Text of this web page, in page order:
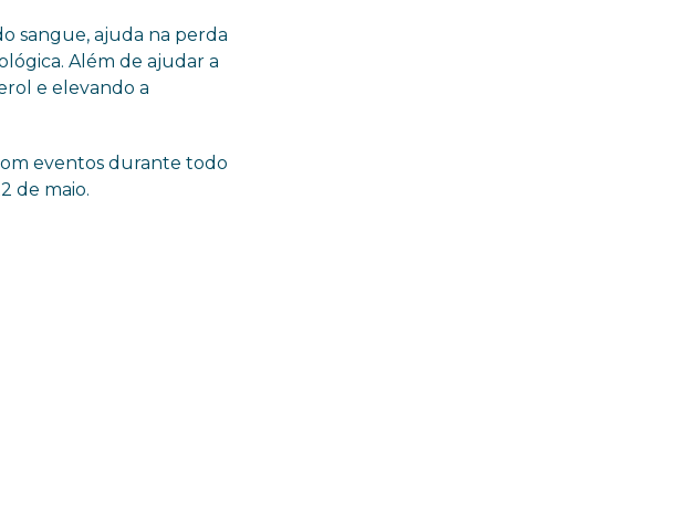
sangue, ajuda na perda
Além de ajudar a
e elevando a
eventos durante todo
de maio.